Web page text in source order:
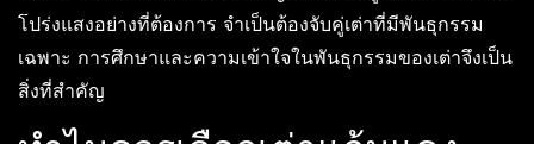
โปร่งแสงอย่างที่ต้องการ จำเป็นต้องจับคู่เต่าที่มีพันธุกรรม
เฉพาะ การศึกษาและความเข้าใจในพันธุกรรมของเต่าจึงเป็น
สิ่งที่สำคัญ